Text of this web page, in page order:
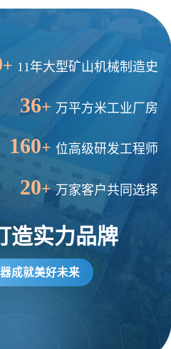
+ 11年大型矿山机械制造史
36+ 万平方米工业厂房
160+ 位高级研发工程师
20+ 万家客户共同选择
造实力品牌
成就美好未来